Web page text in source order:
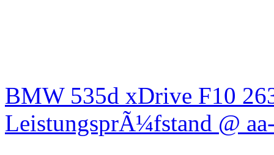
BMW 535d xDrive F10
LeistungsprÃ¼fstand @